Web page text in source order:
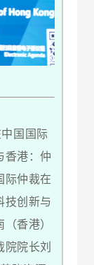
国国际
香港：仲
际仲裁在
技创新与
香港）
院长刘